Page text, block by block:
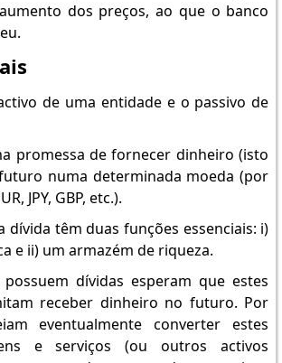
dos preços, ao que o banco
de uma entidade e o passivo de
promessa de fornecer dinheiro (isto
numa determinada moeda (por
JPY, GBP, etc.).
dívida têm duas funções essenciais: i)
e ii) um armazém de riqueza.
dívidas esperam que estes
receber dinheiro no futuro. Por
eventualmente converter estes
e serviços (ou outros activos